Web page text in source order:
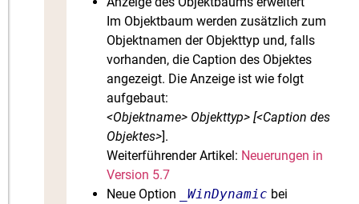
Im Objektbaum werden zusätzlich zum
Objektnamen der Objekttyp und, falls
vorhanden, die Caption des Objektes
angezeigt. Die Anzeige ist wie folgt
aufgebaut:
<Objektname> Objekttyp> [<Caption des
Objektes>].
Weiterführender Artikel: Neuerungen in
Version 5.7
Neue Option
_WinDynamic bei